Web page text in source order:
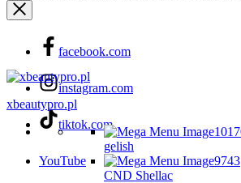
facebook.com
instagram.com
tiktok.com
YouTube
xbeautypro.pl
gelish
CND Shellac